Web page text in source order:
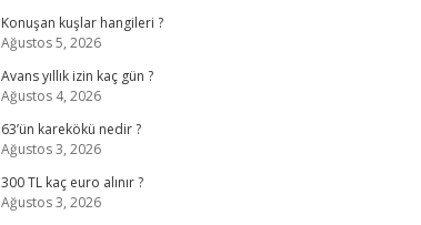
Konuşan kuşlar hangileri ?
Ağustos 5, 2026
Avans yıllık izin kaç gün ?
Ağustos 4, 2026
63’ün karekökü nedir ?
Ağustos 3, 2026
300 TL kaç euro alınır ?
Ağustos 3, 2026